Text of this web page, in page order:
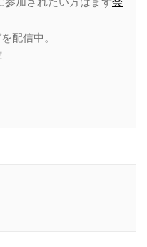
配信中。